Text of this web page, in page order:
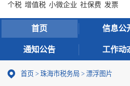
个税 增值税 小微企业 社保费 发票
首页 信息公
通知公告 工作动
首页 > 珠海市税务局 > 漂浮图片